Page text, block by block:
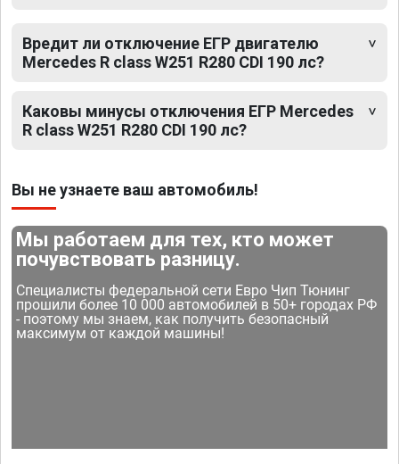
Вредит ли отключение ЕГР двигателю
Mercedes R class W251 R280 CDI 190 лс?
Каковы минусы отключения ЕГР Mercedes
R class W251 R280 CDI 190 лс?
Вы не узнаете ваш автомобиль!
Мы работаем для тех, кто может
почувствовать разницу.
Специалисты федеральной сети Евро Чип Тюнинг
прошили более 10 000 автомобилей в 50+ городах РФ
- поэтому мы знаем, как получить безопасный
максимум от каждой машины!